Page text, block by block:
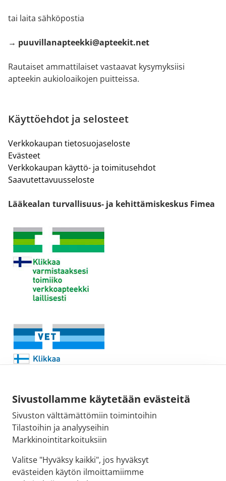
Sivustollamme käytetään evästeitä
Sivuston välttämättömiin toimintoihin
Tilastoihin ja analyyseihin
Markkinointitarkoituksiin
Valitse "Hyväksy kaikki", jos hyväksyt
evästeiden käytön ilmoittamiimme
tai laita sähköpostia
→ puuvillanapteekki@apteekit.net
Rautaiset ammattilaiset vastaavat kysymyksiisi
apteekin aukioloaikojen puitteissa.
Käyttöehdot ja selosteet
Verkkokaupan tietosuojaseloste
Evästeet
Verkkokaupan käyttö- ja toimitusehdot
Saavutettavuusseloste
Lääkealan turvallisuus- ja kehittämiskeskus Fimea
Sähköpostiosoite:
kirjaamo@fimea.fi
Fimean vaihde:
029 522 3341